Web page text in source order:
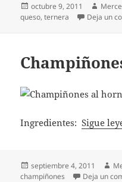
Publicado
el
octubre 9, 2011 Autor
queso,ternera Deja un
Ingredientes:Sigue
Publicado
el
septiembre 4, 2011
champiñones
Deja un